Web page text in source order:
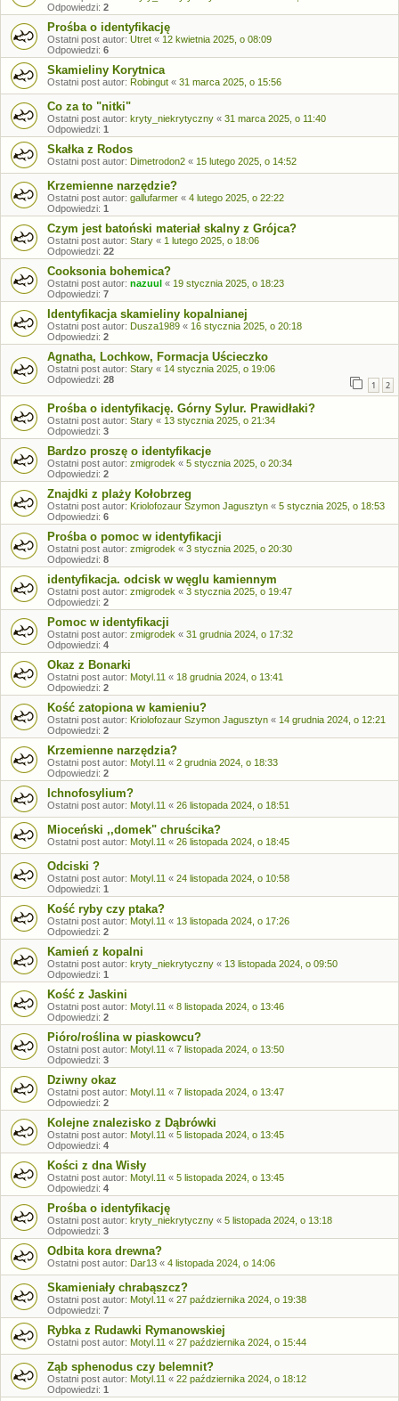
Odpowiedzi: 2
Prośba o identyfikację
Ostatni post autor: Utret « 12 kwietnia 2025, o 08:09
Odpowiedzi: 6
Skamieliny Korytnica
Ostatni post autor: Robingut « 31 marca 2025, o 15:56
Co za to "nitki"
Ostatni post autor: kryty_niekrytyczny « 31 marca 2025, o 11:40
Odpowiedzi: 1
Skałka z Rodos
Ostatni post autor: Dimetrodon2 « 15 lutego 2025, o 14:52
Krzemienne narzędzie?
Ostatni post autor: gallufarmer « 4 lutego 2025, o 22:22
Odpowiedzi: 1
Czym jest batoński materiał skalny z Grójca?
Ostatni post autor: Stary « 1 lutego 2025, o 18:06
Odpowiedzi: 22
Cooksonia bohemica?
Ostatni post autor: nazuul « 19 stycznia 2025, o 18:23
Odpowiedzi: 7
Identyfikacja skamieliny kopalnianej
Ostatni post autor: Dusza1989 « 16 stycznia 2025, o 20:18
Odpowiedzi: 2
Agnatha, Lochkow, Formacja Uścieczko
Ostatni post autor: Stary « 14 stycznia 2025, o 19:06
Odpowiedzi: 28 1 2
Prośba o identyfikację. Górny Sylur. Prawidłaki?
Ostatni post autor: Stary « 13 stycznia 2025, o 21:34
Odpowiedzi: 3
Bardzo proszę o identyfikacje
Ostatni post autor: zmigrodek « 5 stycznia 2025, o 20:34
Odpowiedzi: 2
Znajdki z plaży Kołobrzeg
Ostatni post autor: Kriolofozaur Szymon Jagusztyn « 5 stycznia 2025, o 18:53
Odpowiedzi: 6
Prośba o pomoc w identyfikacji
Ostatni post autor: zmigrodek « 3 stycznia 2025, o 20:30
Odpowiedzi: 8
identyfikacja. odcisk w węglu kamiennym
Ostatni post autor: zmigrodek « 3 stycznia 2025, o 19:47
Odpowiedzi: 2
Pomoc w identyfikacji
Ostatni post autor: zmigrodek « 31 grudnia 2024, o 17:32
Odpowiedzi: 4
Okaz z Bonarki
Ostatni post autor: Motyl.11 « 18 grudnia 2024, o 13:41
Odpowiedzi: 2
Kość zatopiona w kamieniu?
Ostatni post autor: Kriolofozaur Szymon Jagusztyn « 14 grudnia 2024, o 12:21
Odpowiedzi: 2
Krzemienne narzędzia?
Ostatni post autor: Motyl.11 « 2 grudnia 2024, o 18:33
Odpowiedzi: 2
Ichnofosylium?
Ostatni post autor: Motyl.11 « 26 listopada 2024, o 18:51
Mioceński ,,domek" chruścika?
Ostatni post autor: Motyl.11 « 26 listopada 2024, o 18:45
Odciski ?
Ostatni post autor: Motyl.11 « 24 listopada 2024, o 10:58
Odpowiedzi: 1
Kość ryby czy ptaka?
Ostatni post autor: Motyl.11 « 13 listopada 2024, o 17:26
Odpowiedzi: 2
Kamień z kopalni
Ostatni post autor: kryty_niekrytyczny « 13 listopada 2024, o 09:50
Odpowiedzi: 1
Kość z Jaskini
Ostatni post autor: Motyl.11 « 8 listopada 2024, o 13:46
Odpowiedzi: 2
Pióro/roślina w piaskowcu?
Ostatni post autor: Motyl.11 « 7 listopada 2024, o 13:50
Odpowiedzi: 3
Dziwny okaz
Ostatni post autor: Motyl.11 « 7 listopada 2024, o 13:47
Odpowiedzi: 2
Kolejne znalezisko z Dąbrówki
Ostatni post autor: Motyl.11 « 5 listopada 2024, o 13:45
Odpowiedzi: 4
Kości z dna Wisły
Ostatni post autor: Motyl.11 « 5 listopada 2024, o 13:45
Odpowiedzi: 4
Prośba o identyfikację
Ostatni post autor: kryty_niekrytyczny « 5 listopada 2024, o 13:18
Odpowiedzi: 3
Odbita kora drewna?
Ostatni post autor: Dar13 « 4 listopada 2024, o 14:06
Skamieniały chrabąszcz?
Ostatni post autor: Motyl.11 « 27 października 2024, o 19:38
Odpowiedzi: 7
Rybka z Rudawki Rymanowskiej
Ostatni post autor: Motyl.11 « 27 października 2024, o 15:44
Ząb sphenodus czy belemnit?
Ostatni post autor: Motyl.11 « 22 października 2024, o 18:12
Odpowiedzi: 1